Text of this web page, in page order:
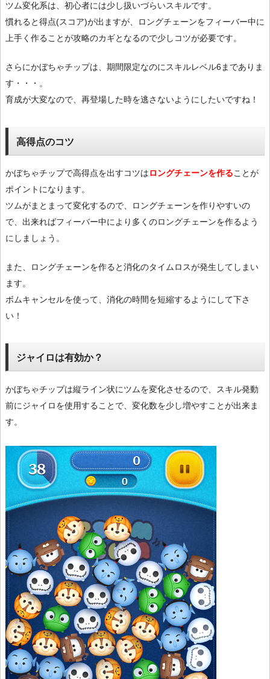
ツム変化系は、初心者には少し扱いづらいスキルです。
慣れると得点(スコア)が出ますが、ロングチェーンをフィーバー中に
上手く作ることが攻略のカギとなるので少しコツが必要です。
さらにかぼちゃチップは、期間限定なのにスキルレベル6までありま
す・・・。
育成が大変なので、再登場した時を逃さないようにしたいですね！
高得点のコツ
かぼちゃチップで高得点を出すコツはロングチェーンを作ることが
ポイントになります。
ツムがまとまって変化するので、ロングチェーンを作りやすいの
で、出来ればフィーバー中により多くのロングチェーンを作るよう
にしましょう。
また、ロングチェーンを作ると消化のタイムロスが発生してしまい
ます。
ボムキャンセルを使って、消化の時間を短縮するようにして下さ
い！
ジャイロは有効か？
かぼちゃチップは縦ライン状にツムを変化させるので、スキル発動
前にジャイロを使用することで、変化数を少し増やすことが出来ま
す。